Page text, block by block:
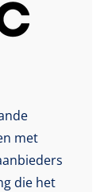
met
die het